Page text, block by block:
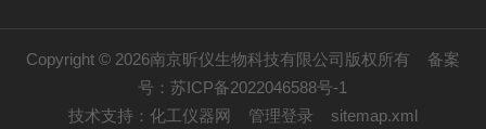
Copyright © 2026南京昕仪生物科技有限公司版权所有 备案
号：苏ICP备2022046588号-1
技术支持： 化工仪器网 管理登录 sitemap.xml